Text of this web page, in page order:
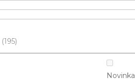
195
Novinka